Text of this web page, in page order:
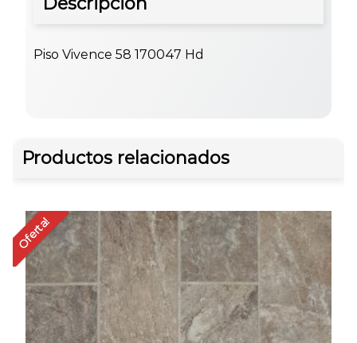
Piso Vivence 58 170047 Hd
Productos relacionados
Oferta!